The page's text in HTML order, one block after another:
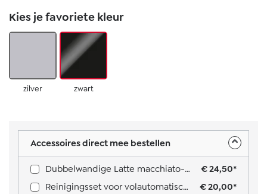
Kies je favoriete kleur
zilver zwart
Accessoires direct mee bestellen
Dubbelwandige Latte macchiato-glazen, 2 stuks
€ 24,50*
Reinigingsset voor volautomatische machines met melksysteem
€ 20,00*